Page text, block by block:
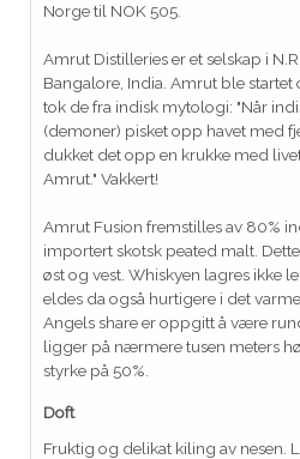
Norge til NOK 505.
Amrut Distilleries er et selskap i
Bangalore, India. Amrut ble
tok de fra indisk mytologi: "Når
(demoner) pisket opp havet med
dukket det opp en krukke med
Amrut." Vakkert!
Amrut Fusion fremstilles av 80%
importert skotsk peated malt.
øst og vest. Whiskyen lagres ikke
eldes da også hurtigere i det
Angels share er oppgitt å være
ligger på nærmere tusen meters
styrke på 50%.
Doft
Fruktig og delikat kiling av nesen.